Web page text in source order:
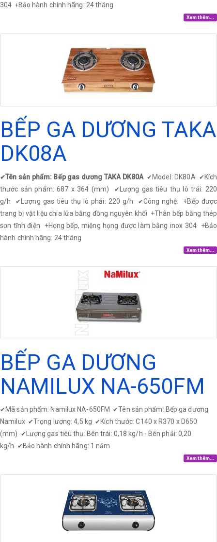
304 +Bảo hành chính hãng: 24 tháng
Xem thêm...
BẾP GA DƯƠNG TAKA
DK08A
✔Tên sản phẩm: Bếp gas dương TAKA DK80A ✔Model: DK80A ✔Kích
thước sản phẩm: 687 x 364 (mm)
✔Lượng gas tiêu thụ lò trái: 220
g/h ✔Lượng gas tiêu thụ lò phải: 220 g/h ✔Công nghệ: +Bếp được
trang bị vật liệu chia lửa bằng đồng nguyên khối +Thân bếp bằng thép
sơn tĩnh điện +Họng bếp, miệng họng được làm bằng inox 304 +Bảo
hành chính hãng: 24 tháng
Xem thêm...
BẾP GA DƯƠNG
NAMILUX NA-650FM
✔ Mã sản phẩm: Namilux NA-650FM ✔Tên sản phẩm: Bếp ga dương
Namilux ✔Trọng lượng: 4,5 kg ✔ Kích thước: C140 x R370 x D650
(mm) ✔
Lượng gas tiêu thụ: Bên trái: 0,18 kg/h - Bên phải: 0,20
kg/h ✔ Bảo hành chính hãng: 1 năm
Xem thêm...